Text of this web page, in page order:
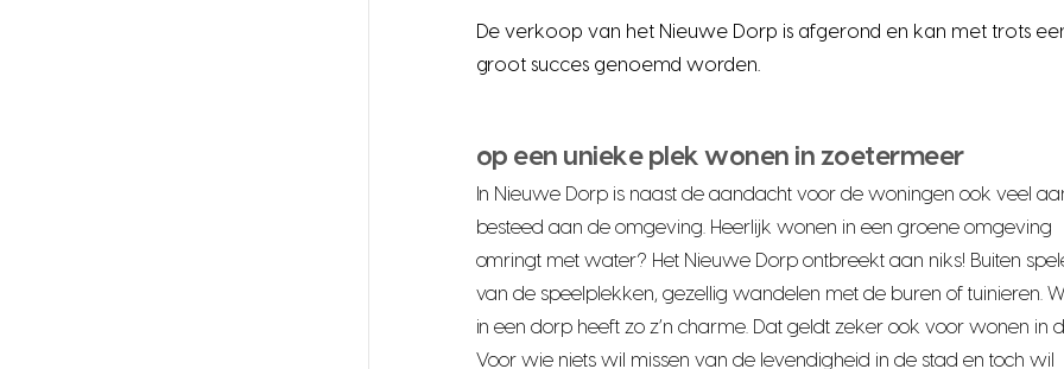
De verkoop van het Nieuwe Dorp is afgerond en kan met trots
groot succes genoemd worden.
op een unieke plek wonen in zoetermeer
In Nieuwe Dorp is naast de aandacht voor de woningen ook veel
besteed aan de omgeving. Heerlijk wonen in een groene omgeving
omringt met water? Het Nieuwe Dorp ontbreekt aan niks! Buiten
van de speelplekken, gezellig wandelen met de buren of tuinieren.
in een dorp heeft zo z’n charme. Dat geldt zeker ook voor wonen in
Voor wie niets wil missen van de levendigheid in de stad en toch wil